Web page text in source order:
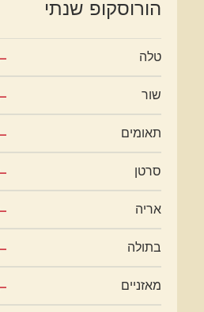
הורוסקופ שנתי
טלה
שור
תאומים
סרטן
אריה
בתולה
מאזניים